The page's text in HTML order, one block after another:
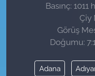
Basınç:
Çiy
Görüş
Doğumu:
Adana